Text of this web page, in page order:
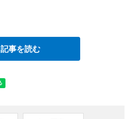
記事を読む